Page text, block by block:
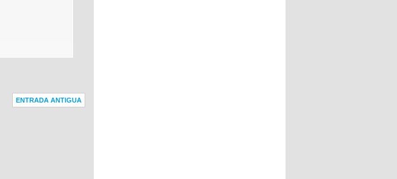
ENTRADA ANTIGUA